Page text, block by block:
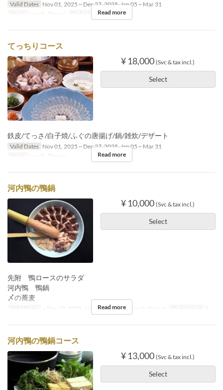
Valid Dates Nov 01, 2025 ~ Dec 27, 2025, Jan 05 ~ Mar 31
Meals
Lunch, Dinner Order Limit 2 ~
Read more
てっちりコース
¥ 18,000 (Svc & tax incl.)
Select
鉄皮/てっさ/白子焼/ふぐの唐揚げ/鍋/雑炊/デザート
Valid Dates Nov 01, 2025 ~ Dec 27, 2025, Jan 05 ~ Mar 31
Meals
Lunch, Dinner Read more
河内鴨の鴨鍋
¥ 10,000 (Svc & tax incl.)
Select
先附 鴨ロースのサラダ
河内鴨 鴨鍋
〆の蕎麦
Valid Dates ~ Dec 27, 2025, Jan 05 ~ Meals Lunch, Dinner Order Limit 2 ~
Read more
河内鴨の鴨鍋コース
¥ 13,000 (Svc & tax incl.)
Select